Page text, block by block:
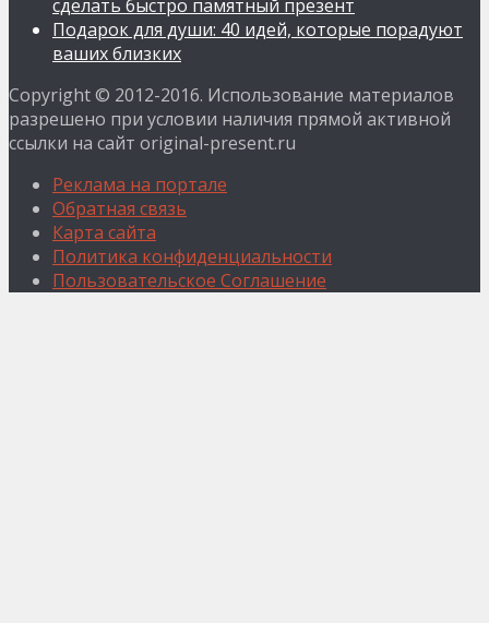
сделать быстро памятный презент
Подарок для души: 40 идей, которые порадуют
ваших близких
Copyright © 2012-2016. Использование материалов
разрешено при условии наличия прямой активной
ссылки на сайт original-present.ru
Реклама на портале
Обратная связь
Карта сайта
Политика конфиденциальности
Пользовательское Соглашение